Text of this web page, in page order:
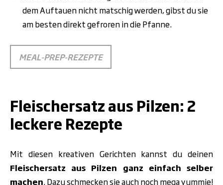
dem Auftauen nicht matschig werden, gibst du sie
am besten direkt gefroren in die Pfanne.
MEAL-PREP-REZEPTE
Fleischersatz aus Pilzen: 2
leckere Rezepte
Mit diesen kreativen Gerichten kannst du deinen
Fleischersatz aus Pilzen ganz einfach selber
machen. Dazu schmecken sie auch noch mega yummie!